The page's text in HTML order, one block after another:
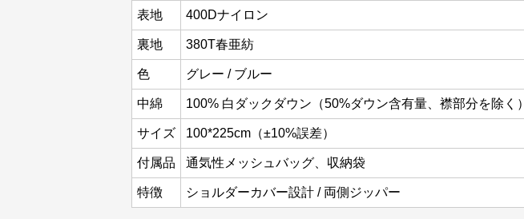
表地 400Dナイロン
裏地 380T春亜紡
色 グレー / ブルー
中綿 100% 白ダックダウン（50%ダウン含有量、襟部分を除く）
サイズ 100*225cm（±10%誤差）
付属品 通気性メッシュバッグ、収納袋
特徴 ショルダーカバー設計 / 両側ジッパー